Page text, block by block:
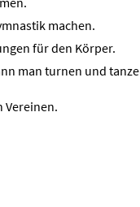
machen.
für den Körper.
man turnen und
Vereinen.